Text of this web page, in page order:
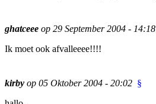
ghatceee op 29 September 2004 - 14:18
Ik moet ook afvalleeee!!!!
kirby op 05 Oktober 2004 - 20:02 §